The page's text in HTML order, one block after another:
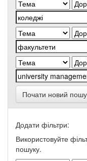
Почати новий
Додати фільтри:
Використовуйте
пошуку.